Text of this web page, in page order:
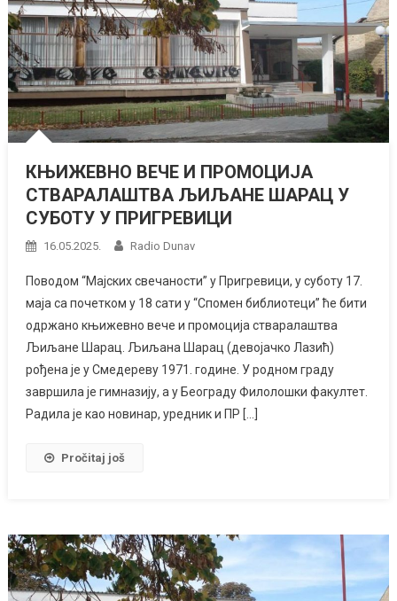
КЊИЖЕВНО ВЕЧЕ И ПРОМОЦИЈА
СТВАРАЛАШТВА ЉИЉАНЕ ШАРАЦ У
СУБОТУ У ПРИГРЕВИЦИ
16.05.2025. Radio Dunav
Поводом “Мајских свечаности” у Пригревици, у суботу 17.
маја са почетком у 18 сати у “Спомен библиотеци” ће бити
одржано књижевно вече и промоција стваралаштва
Љиљане Шарац. Љиљана Шарац (девојачко Лазић)
рођена је у Смедереву 1971. године. У родном граду
завршила је гимназију, а у Београду Филолошки факултет.
Радила је као новинар, уредник и ПР […]
Pročitaj još